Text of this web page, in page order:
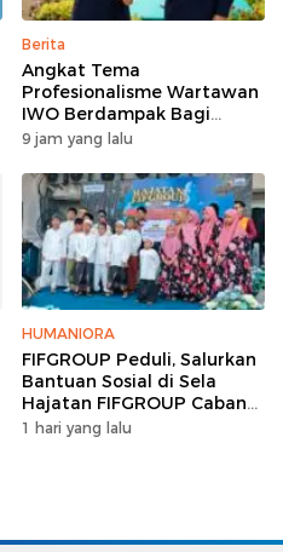
Berita
Angkat Tema
Profesionalisme Wartawan
IWO Berdampak Bagi
Kebaikan Bangsa, Ini
9 jam yang lalu
HUMANIORA
FIFGROUP Peduli, Salurkan
Bantuan Sosial di Sela
Hajatan FIFGROUP Cabang
Bitung
1 hari yang lalu